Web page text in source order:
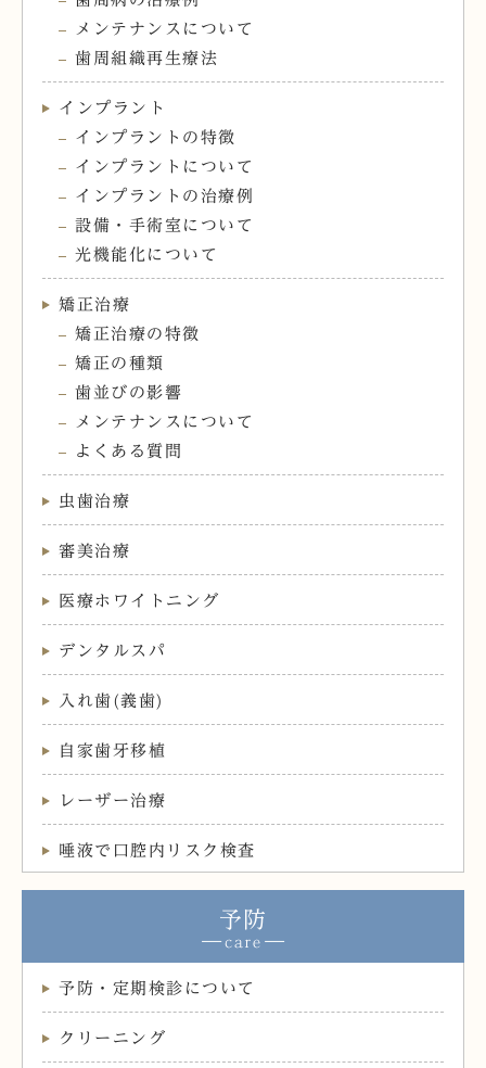
メンテナンスについて
歯周組織再生療法
インプラント
インプラントの特徴
インプラントについて
インプラントの治療例
設備・手術室について
光機能化について
矯正治療
矯正治療の特徴
矯正の種類
歯並びの影響
メンテナンスについて
よくある質問
虫歯治療
審美治療
医療ホワイトニング
デンタルスパ
入れ歯(義歯)
自家歯牙移植
レーザー治療
唾液で口腔内リスク検査
予防
予防・定期検診について
クリーニング